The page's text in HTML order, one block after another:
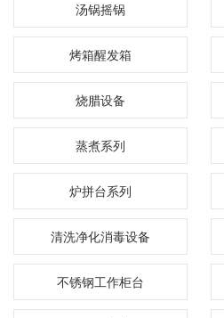
汤锅摇锅
烤箱醒发箱
烧腊设备
蒸煮系列
炉拼台系列
清洗净化消毒设备
不锈钢工作柜台